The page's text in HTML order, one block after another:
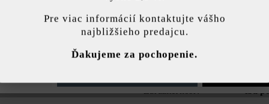
Farba:
používa súbory cookie, aby vám ponúkla najlepšiu možnú funkčnosť...
Povoliť všetky
Pre viac informácií kontaktujte vášho
najbližšieho predajcu.
Ďakujeme za pochopenie.